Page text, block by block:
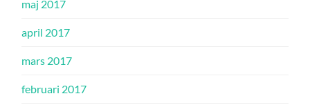
maj 2017
april 2017
mars 2017
februari 2017